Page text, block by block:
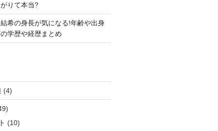
りて本当?
希の身長が気になる!年齢や出身
学歴や経歴まとめ
(4)
(10)